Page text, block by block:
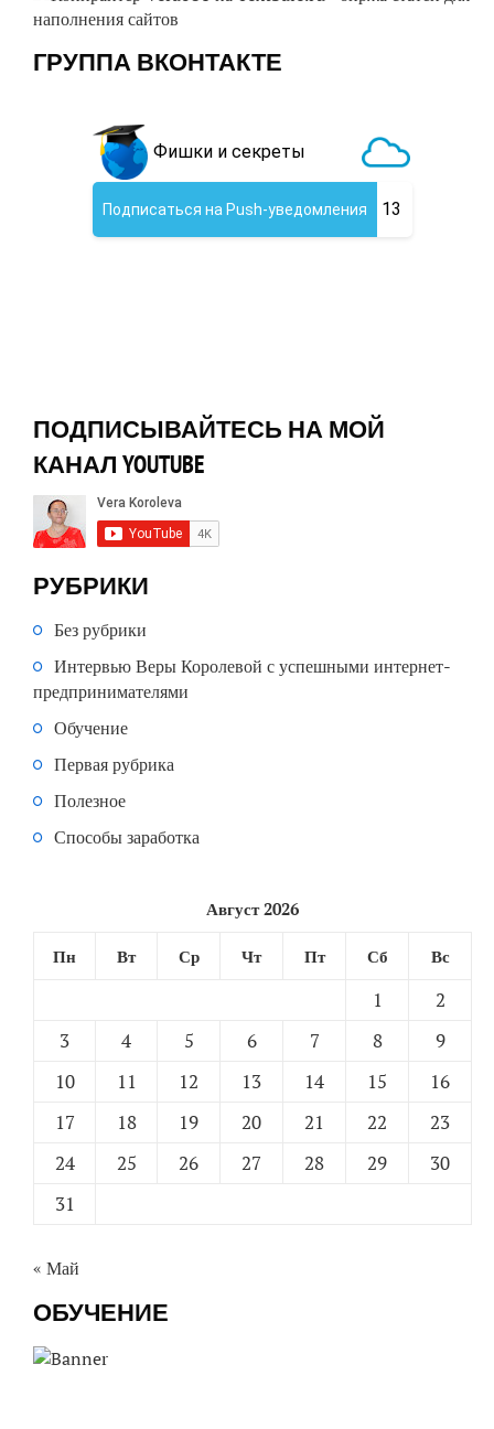
ГРУППА ВКОНТАКТЕ
ПОДПИСЫВАЙТЕСЬ НА МОЙ
КАНАЛ YOUTUBE
РУБРИКИ
Без рубрики
Интервью Веры Королевой с успешными интернет-
предпринимателями
Обучение
Первая рубрика
Полезное
Способы заработка
Август 2026
Пн Вт Ср Чт Пт Сб Вс
1
2
3
4 5 6 7 8
9
10
11 12 13 14 15
16
17
18 19 20 21 22
23
24
25 26 27 28 29
30
31
« Май
ОБУЧЕНИЕ